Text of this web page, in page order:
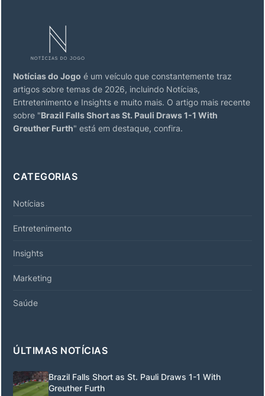
Notícias do Jogo é um veículo que constantemente traz
artigos sobre temas de 2026, incluindo Notícias,
Entretenimento e Insights e muito mais. O artigo mais recente
sobre "Brazil Falls Short as St. Pauli Draws 1-1 With
Greuther Furth" está em destaque, confira.
CATEGORIAS
Notícias
Entretenimento
Insights
Marketing
Saúde
ÚLTIMAS NOTÍCIAS
Brazil Falls Short as St. Pauli Draws 1-1 With
Greuther Furth